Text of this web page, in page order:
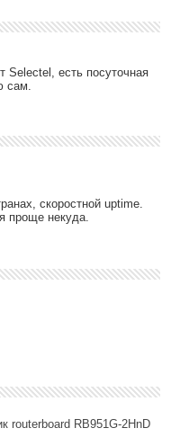
Selectel, есть посуточная
сам.
скоростной uptime.
проще некуда.
routerboard RB951G-2HnD